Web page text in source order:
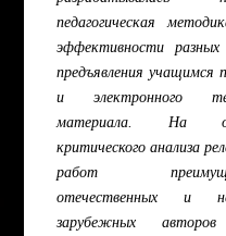
педагогическая
эффективности разных
предъявления учащимся
и электронного
материала. На
критического анализа
работ
отечественных и
зарубежных